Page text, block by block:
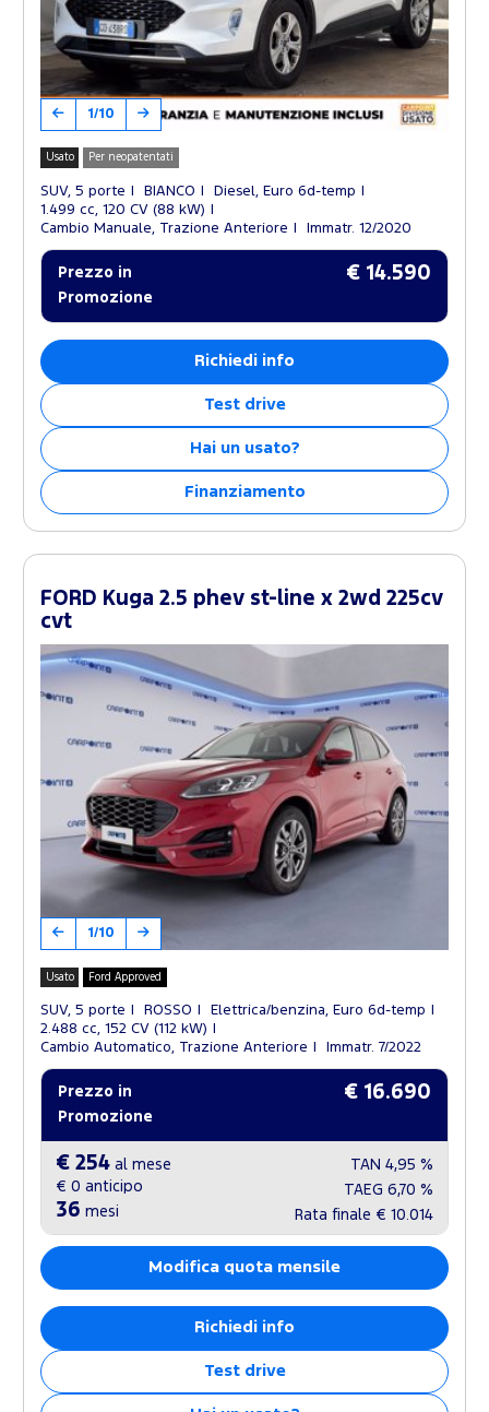
1/10
Usato Per neopatentati
SUV, 5 porte BIANCO
Diesel, Euro 6d-temp
1.499 cc, 120 CV (88 kW)
Cambio Manuale, Trazione Anteriore
Immatr. 12/2020
Prezzo in
Promozione
€ 14.590
Richiedi info
Test drive
Hai un usato?
Finanziamento
FORD Kuga 2.5 phev st-line x 2wd 225cv
cvt
1/10
Usato Ford Approved
SUV, 5 porte ROSSO
Elettrica/benzina, Euro 6d-temp
2.488 cc, 152 CV (112 kW)
Cambio Automatico, Trazione Anteriore
Immatr. 7/2022
Prezzo in
Promozione
€ 16.690
€ 254 al mese
€ 0 anticipo
36 mesi
TAN 4,95 %
TAEG 6,70 %
Rata finale € 10.014
Modifica quota mensile
Richiedi info
Test drive